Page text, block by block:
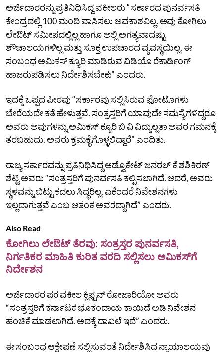
ಅರ್ಜಿದಾರರನ್ನು ಪ್ರತಿನಿಧಿಸಿದ್ದ ವಕೀಲರು “ಸರ್ಕಾರದ ಪುನರ್ವಸತಿ
ಕೇಂದ್ರದಲ್ಲಿ 100 ಮಂದಿ ವಾಸಿಸಲು ಅವಕಾಶವಿಲ್ಲ. ಅವು ಕೋಗಿಲು
ಲೇಔಟ್‌ ಸಮೀಪದಲ್ಲಿಲ್ಲ ಹಾಗೂ ಅಲ್ಲಿ ಅಗತ್ಯವಾದಷ್ಟು
ಶೌಚಾಲಯಗಳಿಲ್ಲ ಮತ್ತು ಸೂಕ್ತ ಉಪಚಾರದ ವ್ಯವಸ್ಥೆಯಿಲ್ಲ. ಈ
ಸಂಬಂಧ ಅಮಿಕಸ್‌ ಕ್ಯೂರಿ ಮಾಡಿರುವ ವಿಡಿಯೊ ರೆಕಾರ್ಡಿಂಗ್‌
ಹಾಜರುಪಡಿಸಲು ನಿರ್ದೇಶಿಸಬೇಕು” ಎಂದರು.
ಇದಕ್ಕೆ ಒಪ್ಪದ ಪೀಠವು “ಸರ್ಕಾರವು ಸಲ್ಲಿಸಿರುವ ಫೋಟೊಗಳು
ಬೇರೆಯದೇ ಕತೆ ಹೇಳುತ್ತವೆ. ಸಂತ್ರಸ್ತರಿಗೆ ಯಾವುದೇ ಸಮಸ್ಯೆಗಳಿದ್ದರೂ
ಅವರು ಅವುಗಳನ್ನು ಅಮಿಕಸ್‌ ಕ್ಯೂರಿ ಬಿ ವಿ ವಿದ್ಯುಲ್ಲತಾ ಅವರ ಗಮನಕ್ಕೆ
ತರಬಹುದು. ಅವರು ಕ್ರಮಕೈಗೊಳ್ಳಲಿದ್ದಾರೆ” ಎಂದಿತು.
ರಾಜ್ಯ ಸರ್ಕಾರವನ್ನು ಪ್ರತಿನಿಧಿಸಿದ್ದ ಅಡ್ವೊಕೇಟ್‌ ಜನರಲ್‌ ಕೆ ಶಶಿಕಿರಣ್‌
ಶೆಟ್ಟಿ ಅವರು “ಸಂತ್ರಸ್ತರಿಗೆ ಪುನರ್ವಸತಿ ಕಲ್ಪಿಸಲಾಗಿದೆ. ಆದರೆ, ಅವರು
ಸ್ಥಳವನ್ನು ಬಿಟ್ಟು ಕದಲು ಸಿದ್ಧರಿಲ್ಲ. ಏಕೆಂದರೆ ನಿವೇಶನಗಳು
ಇಲ್ಲದಾಗುತ್ತವೆ ಎಂಬ ಆತಂಕ ಅವರದ್ದಾಗಿದೆ” ಎಂದರು.
Also Read
ಕೋಗಿಲು ಲೇಔಟ್‌ ತೆರವು: ಸಂತ್ರಸ್ತರ ಪುನರ್ವಸತಿ,
ನಿರ್ಗತಿಕರ ಮಾಹಿತಿ ಕುರಿತ ವರದಿ ಸಲ್ಲಿಸಲು ಅಮಿಕಸ್‌ಗೆ
ನಿರ್ದೇಶನ
ಅರ್ಜಿದಾರರ ಪರ ವಕೀಲ ಕ್ಲಿಫ್ಟನ್‌ ರೋಜಾರಿಯೋ ಅವರು
“ಸಂತ್ರಸ್ತರಿಗೆ ಕರ್ನಾಟಕ ಭೂಕಂದಾಯ ಕಾಯಿದೆ ಅಡಿ ನಿವೇಶನ
ಹಂಚಿಕೆ ಮಾಡಲಾಗಿದೆ. ಅದಕ್ಕೆ ದಾಖಲೆ ಇದೆ” ಎಂದರು.
ಈ ಸಂಬಂಧ ಆಕ್ಷೇಪಣೆ ಸಲ್ಲಿಸುವಂತೆ ನಿರ್ದೇಶಿಸಿದ ನ್ಯಾಯಾಲಯವು